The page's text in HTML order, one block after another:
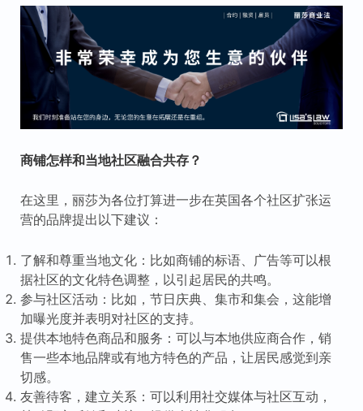
商铺怎样和当地社区融合共存？
在这里，丽莎为各位打算进一步在英国各个社区扩张运
营的品牌提出以下建议：
了解和尊重当地文化：比如商铺的标语、广告等可以根
据社区的文化特色调整，以引起居民的共鸣。
参与社区活动：比如，节日庆典、集市和集会，这能增
加曝光度并表明对社区的支持。
提供本地特色商品和服务：可以与本地供应商合作，销
售一些本地品牌或有地方特色的产品，让居民感觉到亲
切感。
友善待客，建立关系：可以利用社交媒体与社区互动，